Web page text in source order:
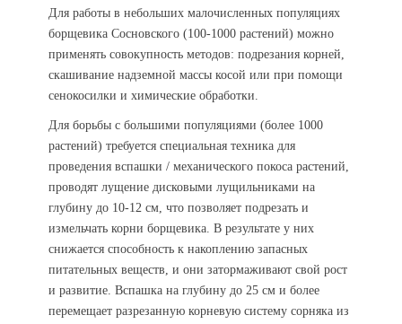
Для работы в небольших малочисленных популяциях
борщевика Сосновского (100-1000 растений) можно
применять совокупность методов: подрезания корней,
скашивание надземной массы косой или при помощи
сенокосилки и химические обработки.
Для борьбы с большими популяциями (более 1000
растений) требуется специальная техника для
проведения вспашки / механического покоса растений,
проводят лущение дисковыми лущильниками на
глубину до 10-12 см, что позволяет подрезать и
измельчать корни борщевика. В результате у них
снижается способность к накоплению запасных
питательных веществ, и они затормаживают свой рост
и развитие. Вспашка на глубину до 25 см и более
перемещает разрезанную корневую систему сорняка из